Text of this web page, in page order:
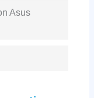
Asus